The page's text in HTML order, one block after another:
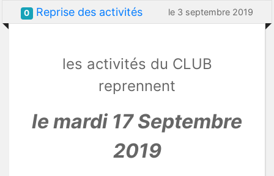
0 Reprise des activités le 3 septembre 2019
les activités du CLUB
reprennent
le mardi 17 Septembre
2019